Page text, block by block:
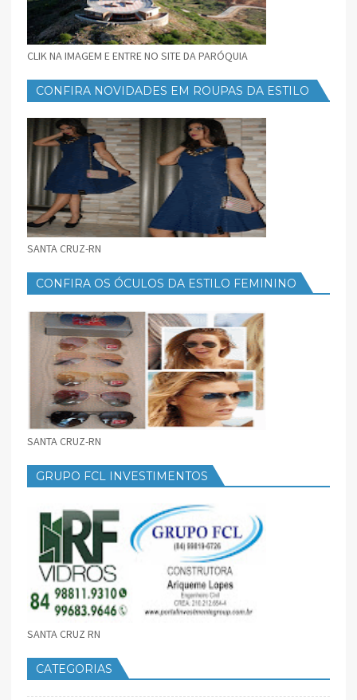
CLIK NA IMAGEM E ENTRE NO SITE DA PARÓQUIA
CONFIRA NOVIDADES EM ROUPAS DA ESTILO
SANTA CRUZ-RN
CONFIRA OS ÓCULOS DA ESTILO FEMININO
SANTA CRUZ-RN
GRUPO FCL INVESTIMENTOS
SANTA CRUZ RN
CATEGORIAS